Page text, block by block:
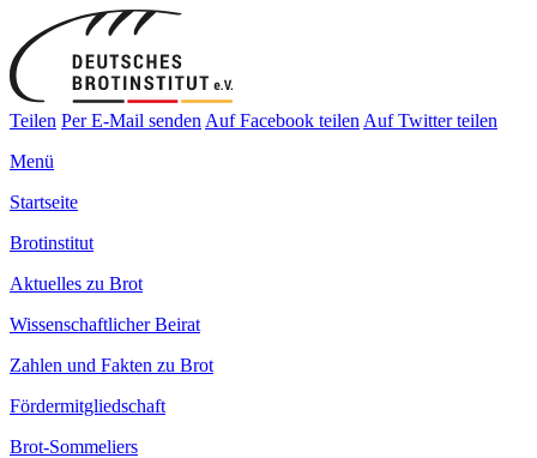
Teilen Per E-Mail senden Auf Facebook teilen Auf Twitter teilen
Menü
Startseite
Brotinstitut
Aktuelles zu Brot
Wissenschaftlicher Beirat
Zahlen und Fakten zu Brot
Fördermitgliedschaft
Brot-Sommeliers